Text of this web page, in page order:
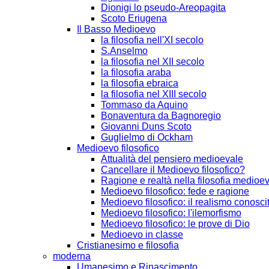
Dionigi lo pseudo-Areopagita
Scoto Eriugena
Il Basso Medioevo
la filosofia nell'XI secolo
S.Anselmo
la filosofia nel XII secolo
la filosofia araba
la filosofia ebraica
la filosofia nel XIII secolo
Tommaso da Aquino
Bonaventura da Bagnoregio
Giovanni Duns Scoto
Guglielmo di Ockham
Medioevo filosofico
Attualità del pensiero medioevale
Cancellare il Medioevo filosofico?
Ragione e realtà nella filosofia
Medioevo filosofico: fede e ragione
Medioevo filosofico: il realismo
Medioevo filosofico: l'ilemorfismo
Medioevo filosofico: le prove di Dio
Medioevo in classe
Cristianesimo e filosofia
moderna
Umanesimo e Rinascimento